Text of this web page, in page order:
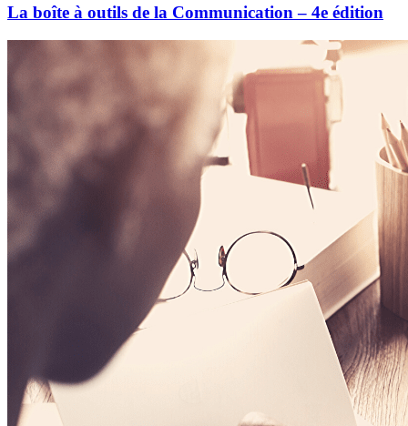
La boîte à outils de la Communication – 4e édition